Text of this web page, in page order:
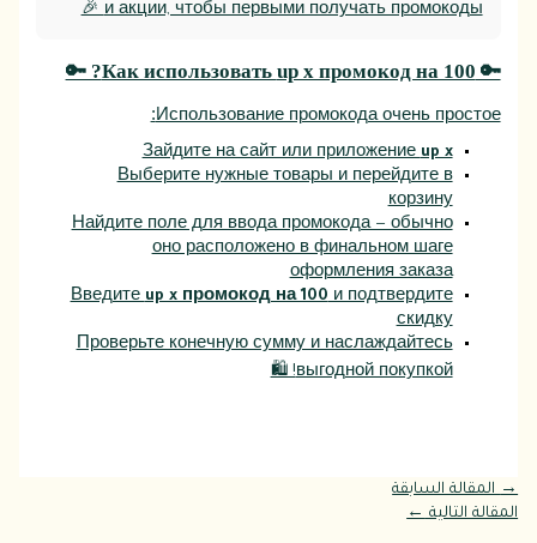
и акции, чтобы первыми получать промокоды 🎉
🔑 Как использовать
up x промокод на 100
? 🔑
Использование промокода очень простое:
Зайдите на сайт или приложениеup x
Выберите нужные товары и перейдите в
корзину
Найдите поле для ввода промокода — обычно
оно расположено в финальном шаге
оформления заказа
Введитеup x промокод на 100и подтвердите
скидку
Проверьте конечную сумму и наслаждайтесь
выгодной покупкой! 🛍️
→المقالة السابقة
المقالة التالية←